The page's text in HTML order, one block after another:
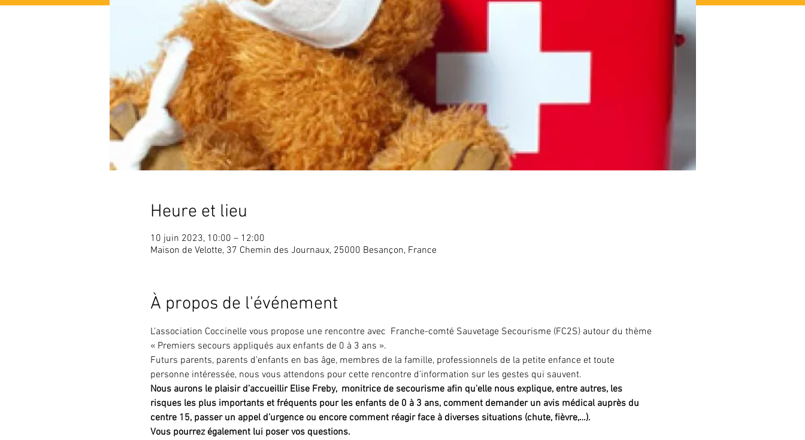
Heure et lieu
10 juin 2023, 10:00 – 12:00
Maison de Velotte, 37 Chemin des Journaux, 25000 Besançon, France
À propos de l'événement
L’association Coccinelle vous propose une rencontre avec  Franche-comté Sauvetage Secourisme (FC2S) autour du thème
« Premiers secours appliqués aux enfants de 0 à 3 ans ».
Futurs parents, parents d’enfants en bas âge, membres de la famille, professionnels de la petite enfance et toute
personne intéressée, nous vous attendons pour cette rencontre d’information sur les gestes qui sauvent.
Nous aurons le plaisir d’accueillir Elise Freby,  monitrice de secourisme afin qu'elle nous explique, entre autres, les
risques les plus importants et fréquents pour les enfants de 0 à 3 ans, comment demander un avis médical auprès du
centre 15, passer un appel d’urgence ou encore comment réagir face à diverses situations (chute, fièvre,…).
Vous pourrez également lui poser vos questions.